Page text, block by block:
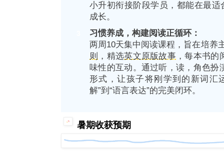
小升初衔接阶段学员，都能在最适
成长。
习惯养成，构建阅读正循环：
两周10天集中阅读课程，旨在培养
则 ，精选英文原版故事 ，每本书
味性的互动。通过听，读，角色扮
形式，让孩子将刚学到的新词汇
解”到“语言表达”的完美闭环。
暑期收获预期